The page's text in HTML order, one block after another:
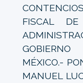
FISCAL
MÉXICO.-
MANUEL